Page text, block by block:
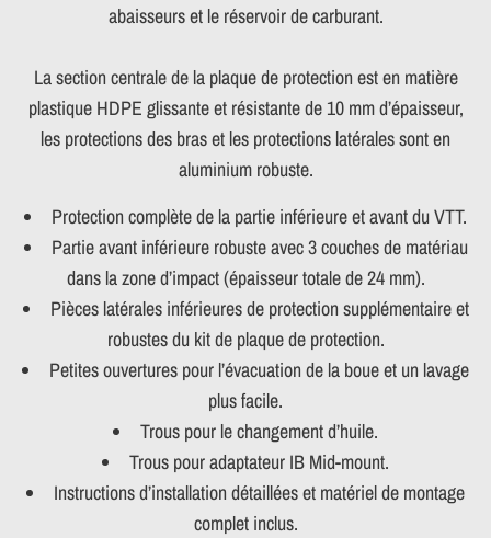
abaisseurs et le réservoir de carburant.
La section centrale de la plaque de protection est en matière
plastique HDPE glissante et résistante de 10 mm d’épaisseur,
les protections des bras et les protections latérales sont en
aluminium robuste.
Protection complète de la partie inférieure et avant du VTT.
Partie avant inférieure robuste avec 3 couches de matériau
dans la zone d’impact (épaisseur totale de 24 mm).
Pièces latérales inférieures de protection supplémentaire et
robustes du kit de plaque de protection.
Petites ouvertures pour l’évacuation de la boue et un lavage
plus facile.
Trous pour le changement d’huile.
Trous pour adaptateur IB Mid-mount.
Instructions d’installation détaillées et matériel de montage
complet inclus.